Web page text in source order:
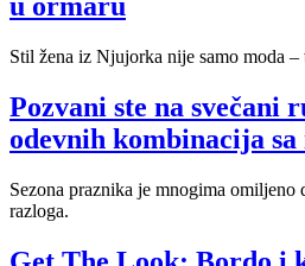
u ormaru
Stil žena iz Njujorka nije samo moda –
Pozvani ste na svečani
odevnih kombinacija sa
Sezona praznika je mnogima
razloga.